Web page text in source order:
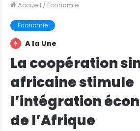
Accueil / Économie
Économie
A la Une
La coopération
africaine stimule
l’intégration
de l’Afrique